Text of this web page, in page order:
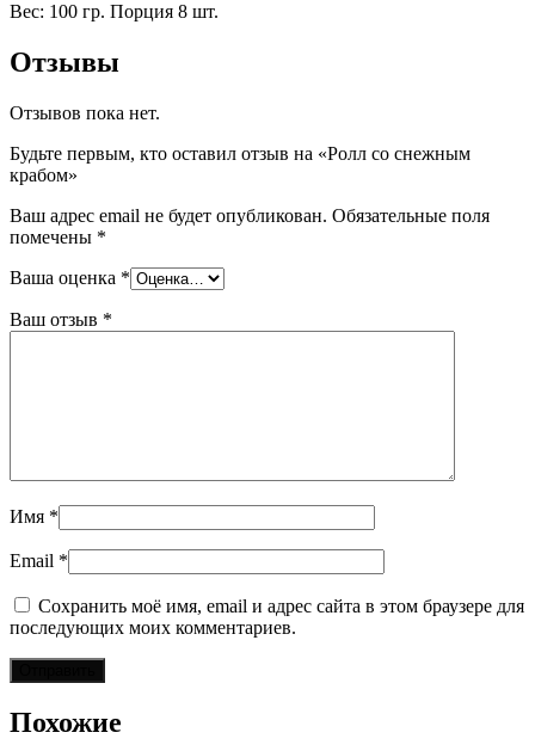
Вес: 100 гр. Порция 8 шт.
Отзывы
Отзывов пока нет.
Будьте первым, кто оставил отзыв на «Ролл со снежным
крабом»
Ваш адрес email не будет опубликован. Обязательные поля
помечены *
Ваша оценка *
Ваш отзыв *
Имя *
Email *
Сохранить моё имя, email и адрес сайта в этом браузере для
последующих моих комментариев.
Похожие